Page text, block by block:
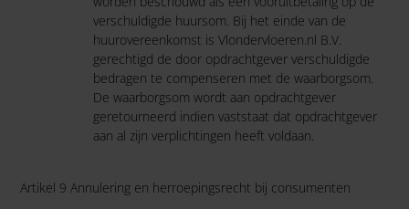
verschuldigde huursom. Bij het einde van de
huurovereenkomst is Vlondervloeren.nl B.V.
gerechtigd de door opdrachtgever verschuldigde
bedragen te compenseren met de waarborgsom.
De waarborgsom wordt aan opdrachtgever
geretourneerd indien vaststaat dat opdrachtgever
aan al zijn verplichtingen heeft voldaan.
Artikel 9 Annulering en herroepingsrecht bij consumenten